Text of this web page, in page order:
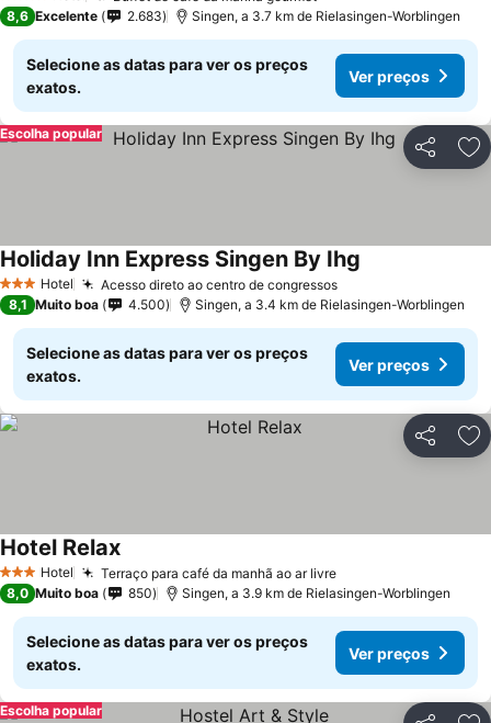
8,6 Excelente 2.683 Singen, a 3.7 km de Rielasingen-Worblingen
Selecione as datas para ver os preços
exatos.
Ver preços
Partilhar
Escolha popular
3 EstrelasHotel Acesso direto ao centro de congressos
Holiday Inn Express Singen By Ihg
8,1 Muito boa 4.500 Singen, a 3.4 km de Rielasingen-Worblingen
Selecione as datas para ver os preços
exatos.
Ver preços
Partilhar
3 EstrelasHotel Terraço para café da manhã ao ar livre
Hotel Relax
8,0 Muito boa 850 Singen, a 3.9 km de Rielasingen-Worblingen
Selecione as datas para ver os preços
exatos.
Ver preços
Escolha popular